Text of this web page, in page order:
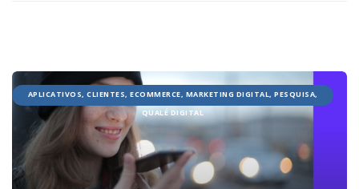
APLICATIVOS, CLIENTES, ECOMMERCE, MARKETING DIGITAL, PESQUISA,
QUALÉ DIGITAL